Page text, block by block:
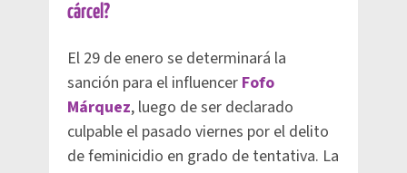
cárcel?
El 29 de enero se determinará la
sanción para el influencer Fofo
Márquez, luego de ser declarado
culpable el pasado viernes por el delito
de feminicidio en grado de tentativa. La